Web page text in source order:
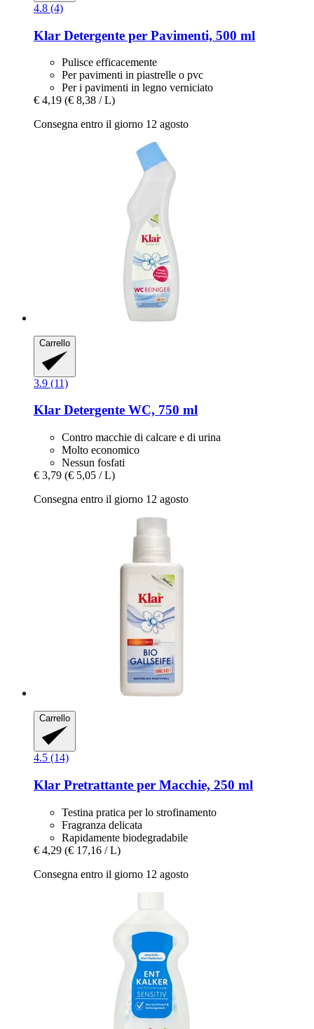
4.8 (4)
Klar Detergente per Pavimenti, 500 ml
Pulisce efficacemente
Per pavimenti in piastrelle o pvc
Per i pavimenti in legno verniciato
€ 4,19 (€ 8,38 / L)
Consegna entro il giorno 12 agosto
Carrello
3.9 (11)
Klar Detergente WC, 750 ml
Contro macchie di calcare e di urina
Molto economico
Nessun fosfati
€ 3,79 (€ 5,05 / L)
Consegna entro il giorno 12 agosto
Carrello
4.5 (14)
Klar Pretrattante per Macchie, 250 ml
Testina pratica per lo strofinamento
Fragranza delicata
Rapidamente biodegradabile
€ 4,29 (€ 17,16 / L)
Consegna entro il giorno 12 agosto